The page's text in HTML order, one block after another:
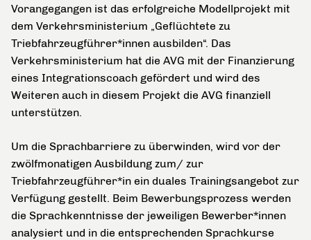
Vorangegangen ist das erfolgreiche Modellprojekt mit
dem Verkehrsministerium „Geflüchtete zu
Triebfahrzeugführer*innen ausbilden“. Das
Verkehrsministerium hat die AVG mit der Finanzierung
eines Integrationscoach gefördert und wird des
Weiteren auch in diesem Projekt die AVG finanziell
unterstützen.
Um die Sprachbarriere zu überwinden, wird vor der
zwölfmonatigen Ausbildung zum/ zur
Triebfahrzeugführer*in ein duales Trainingsangebot zur
Verfügung gestellt. Beim Bewerbungsprozess werden
die Sprachkenntnisse der jeweiligen Bewerber*innen
analysiert und in die entsprechenden Sprachkurse